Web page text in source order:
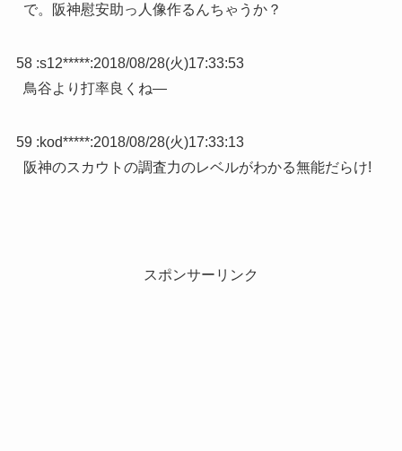
で。阪神慰安助っ人像作るんちゃうか？
58 :s12*****:2018/08/28(火)17:33:53
鳥谷より打率良くね―
59 :kod*****:2018/08/28(火)17:33:13
阪神のスカウトの調査力のレベルがわかる無能だらけ!
スポンサーリンク